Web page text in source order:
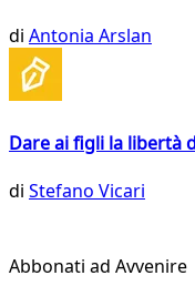
di Antonia Arslan
Dare ai figli la libertà
di Stefano Vicari
Abbonati ad Avvenire